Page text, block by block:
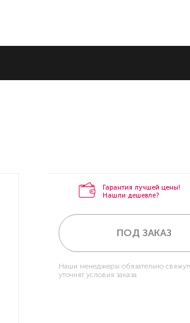
Гарантия лучшей цены!
Нашли дешевле?
ПОД ЗАКАЗ
Наши менеджеры обязательно
уточнят условия заказа